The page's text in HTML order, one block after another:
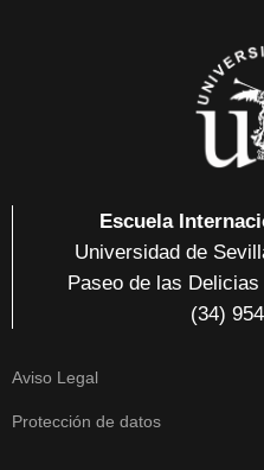
Escuela
Universidad de
Paseo de las Delicias
(34)
Aviso Legal
Protección de datos